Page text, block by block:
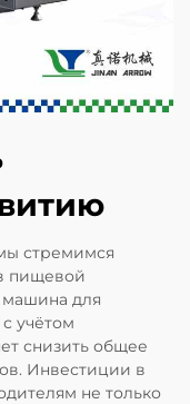
стремимся
пищевой
для
учётом
снизить общее
Инвестиции в
не только